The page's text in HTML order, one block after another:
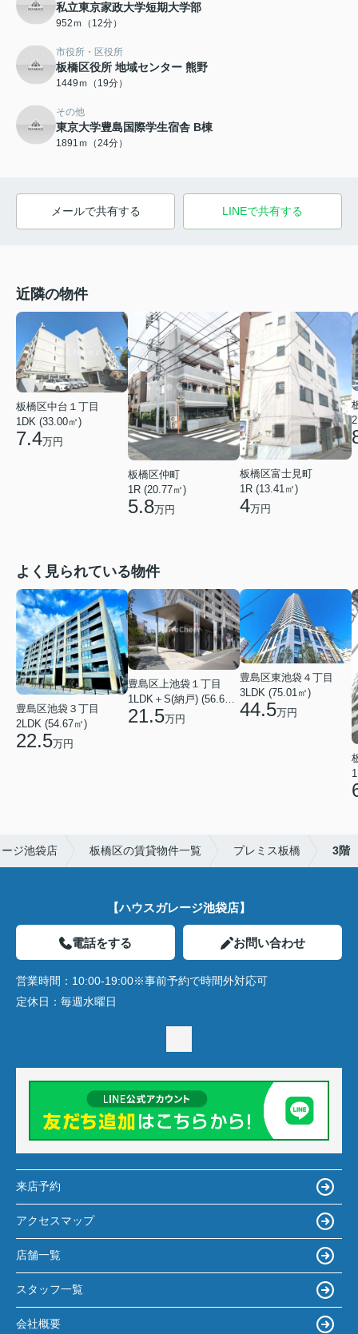
私立東京家政大学短期大学部
952ｍ（12分）
市役所・区役所
板橋区役所 地域センター 熊野
1449ｍ（19分）
その他
東京大学豊島国際学生宿舎 B棟
1891ｍ（24分）
メールで共有する LINEで共有する
近隣の物件
板橋区中台１丁目
1DK (33.00㎡)
7.4万円
板橋区仲町
1R (20.77㎡)
5.8万円
板橋区富士見町
1R (13.41㎡)
4万円
よく見られている物件
豊島区池袋３丁目
2LDK (54.67㎡)
22.5万円
豊島区上池袋１丁目
21.5万円
豊島区東池袋４丁目
3LDK (75.01㎡)
44.5万円
ジ池袋店 板橋区の賃貸物件一覧 プレミス板橋 3階
【ハウスガレージ池袋店】
電話をする お問い合わせ
営業時間： 10:00-19:00※事前予約で時間外対応可
定休日： 毎週水曜日
来店予約
アクセスマップ
店舗一覧
スタッフ一覧
会社概要